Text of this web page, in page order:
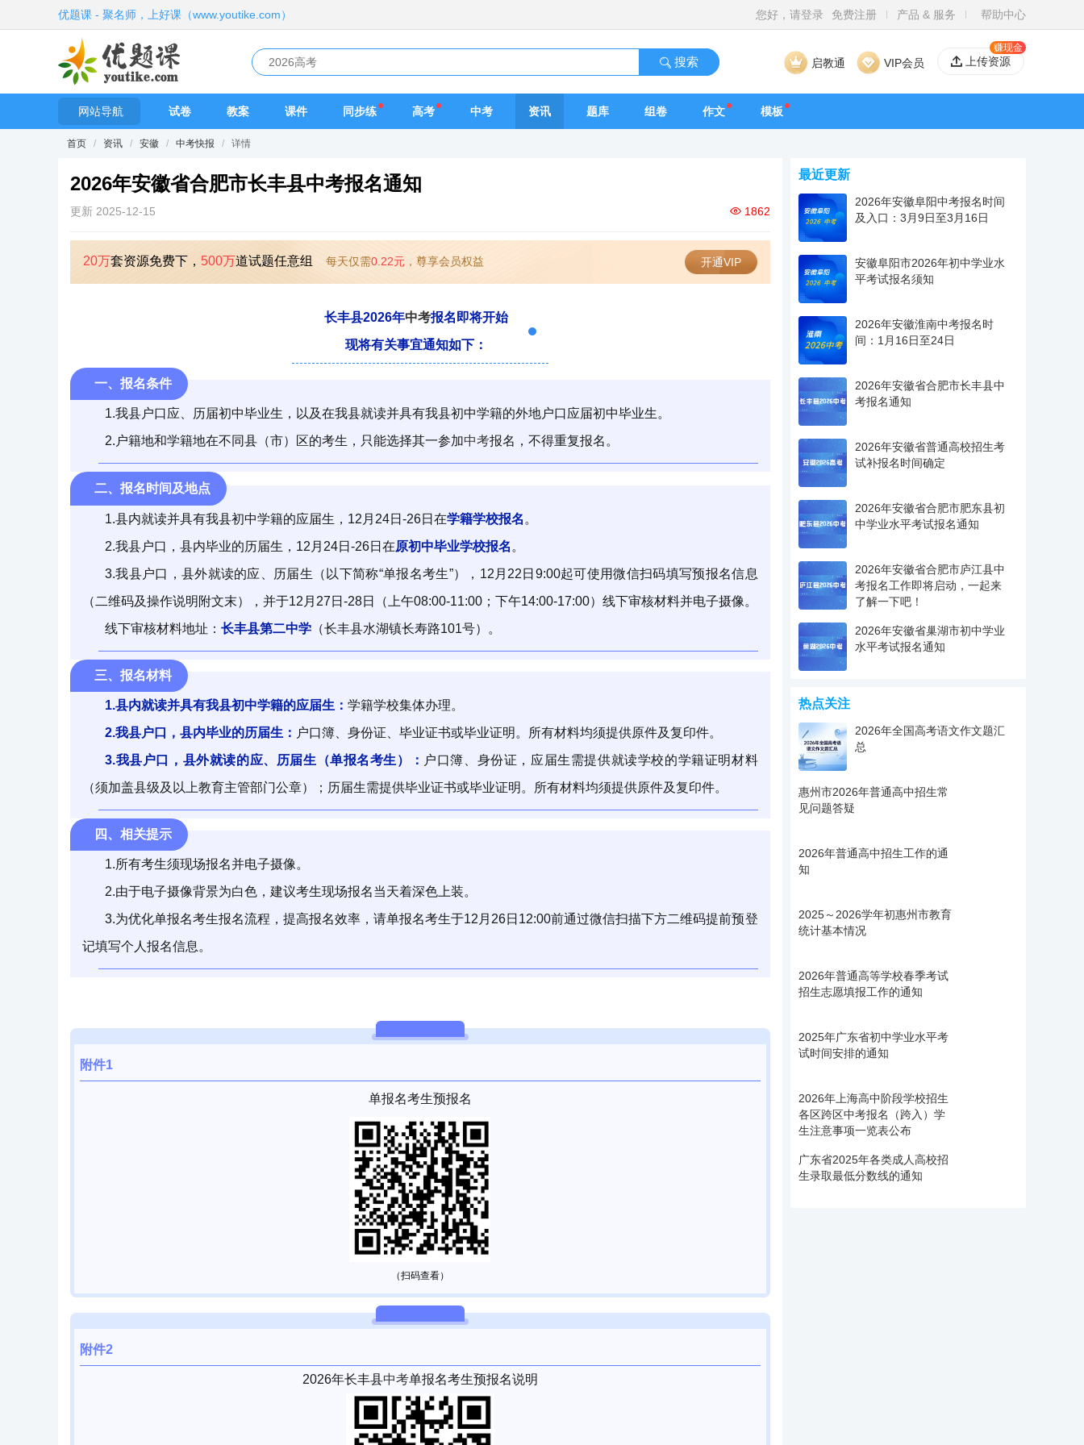
优题课 - 聚名师，上好课（www.youtike.com） 您好，请登录 免费注册 产品 & 服务 帮助中心
搜索 VIP会员
启教通 上传资源
赚现金
网站导航 试卷 教案 课件 同步练 高考 中考 资讯 题库 组卷 作文 模板
首页 / 资讯 / 安徽 / 中考快报 / 详情
2026年安徽省合肥市长丰县中考报名通知
更新 2025-12-15 1862
20万套资源免费下， 500万道试题任意组 每天仅需0.22元 ，尊享会员权益 开通VIP
长丰县2026年中考报名即将开始
现将有关事宜通知如下：
一、报名条件
1.我县户口应、历届初中毕业生，以及在我县就读并具有我县初中学籍的外地户口应届初中毕业生。
2.户籍地和学籍地在不同县（市）区的考生，只能选择其一参加中考报名，不得重复报名。
二、报名时间及地点
1.县内就读并具有我县初中学籍的应届生， 12 月 24日 -26日在学籍学校报名 。
2.我县户口，县内毕业的历届生， 12 月 24日 -26日在原初中毕业学校报名 。
3.我县户口，县外就读的应、历届生 （以下简称“单报名考生”） ， 12 月 22 日 9:00起可使用微信扫码填写预报名信息
（ 二维码及操作说明 附文末） ，并于12 月 27 日 -28日（上午08:00-11:00；下午14:00-17:00）线下审核材料并电子摄像。
线下审核材料地址： 长丰县第二中学 （长丰县水湖镇长寿路101号）。
三、报名材料
1.县内就读并具有我县初中学籍的应届生： 学籍学校集体办理。
2.我县户口，县内毕业的历届生： 户口簿、身份证、毕业证书或毕业证明。所有材料均须提供原件及复印件。
3.我县户口，县外就读的应、历届生 （单报名考生） ： 户口簿、身份证，应届生需提供就读学校的学籍证明材料
（须加盖县级及 以上教育主管部门公章）；历届生需提供毕业证书或毕业证明。所有材料均须提供原件及复印件。
四、相关提示
1.所有考生须现场报名并电子摄像。
2.由于电子摄像背景为白色，建议考生现场报名当天着深色上装。
3.为优化单报名考生报名流程，提高报名效率，请单报名考生于12月26日12:00前通过微信扫描下方二维码提前预登
记填写个人报名信息。
附件1
单报名考生预报名
（扫码查看）
附件2
2026年长丰县中考单报名考生预报名说明
最近更新
2026年安徽阜阳中考报名时间
及入口：3月9日至3月16日
安徽阜阳市2026年初中学业水
平考试报名须知
2026年安徽淮南中考报名时
间：1月16日至24日
2026年安徽省合肥市长丰县中
考报名通知
2026年安徽省普通高校招生考
试补报名时间确定
2026年安徽省合肥市肥东县初
中学业水平考试报名通知
2026年安徽省合肥市庐江县中
考报名工作即将启动，一起来
了解一下吧！
2026年安徽省巢湖市初中学业
水平考试报名通知
热点关注
2026年全国高考语文作文题汇
总
惠州市2026年普通高中招生常
见问题答疑
2026年普通高中招生工作的通
知
2025～2026学年初惠州市教育
统计基本情况
2026年普通高等学校春季考试
招生志愿填报工作的通知
2025年广东省初中学业水平考
试时间安排的通知
2026年上海高中阶段学校招生
各区跨区中考报名（跨入）学
生注意事项一览表公布
广东省2025年各类成人高校招
生录取最低分数线的通知